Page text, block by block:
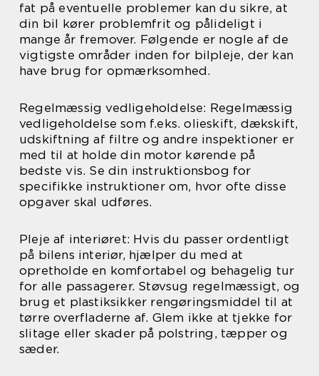
fat på eventuelle problemer kan du sikre, at
din bil kører problemfrit og pålideligt i
mange år fremover. Følgende er nogle af de
vigtigste områder inden for bilpleje, der kan
have brug for opmærksomhed.
Regelmæssig vedligeholdelse: Regelmæssig
vedligeholdelse som f.eks. olieskift, dækskift,
udskiftning af filtre og andre inspektioner er
med til at holde din motor kørende på
bedste vis. Se din instruktionsbog for
specifikke instruktioner om, hvor ofte disse
opgaver skal udføres.
Pleje af interiøret: Hvis du passer ordentligt
på bilens interiør, hjælper du med at
opretholde en komfortabel og behagelig tur
for alle passagerer. Støvsug regelmæssigt, og
brug et plastiksikker rengøringsmiddel til at
tørre overfladerne af. Glem ikke at tjekke for
slitage eller skader på polstring, tæpper og
sæder.